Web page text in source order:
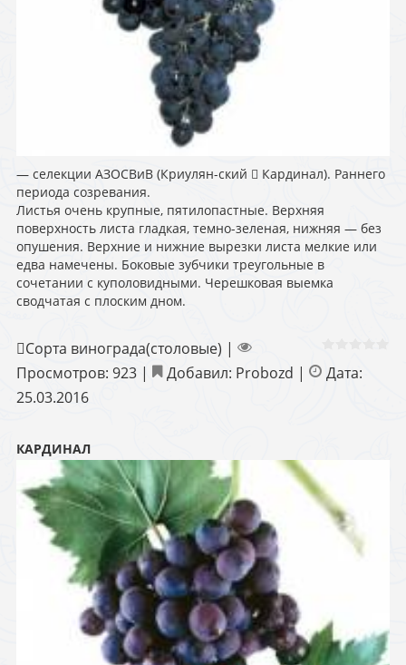
— селекции АЗОСВиВ (Криулян-ский  Кардинал). Раннего
периода созревания.
Листья очень крупные, пятилопастные. Верхняя
поверхность листа гладкая, темно-зеленая, нижняя — без
опушения. Верхние и нижние вырезки листа мелкие или
едва намечены. Боковые зубчики треугольные в
сочетании с куполовидными. Черешковая выемка
сводчатая с плоским дном.
Сорта винограда(столовые) |
Просмотров: 923 | Добавил: Probozd |
Дата:
25.03.2016
КАРДИНАЛ